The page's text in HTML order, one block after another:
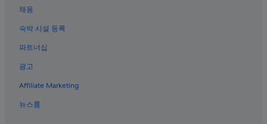
채용
숙박 시설 등록
파트너십
광고
Affiliate Marketing
뉴스룸